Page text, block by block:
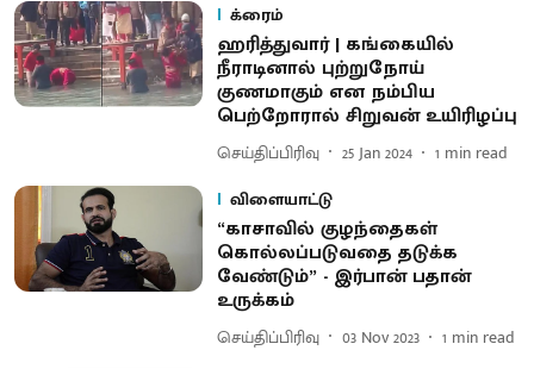
க்ரைம்
ஹரித்துவார் | கங்கையில்
நீராடினால் புற்றுநோய்
குணமாகும் என நம்பிய
பெற்றோரால் சிறுவன் உயிரிழப்பு
செய்திப்பிரிவு 25 Jan 2024 1 min read
விளையாட்டு
“காசாவில் குழந்தைகள்
கொல்லப்படுவதை தடுக்க
வேண்டும்” - இர்பான் பதான்
உருக்கம்
செய்திப்பிரிவு 03 Nov 2023 1 min read